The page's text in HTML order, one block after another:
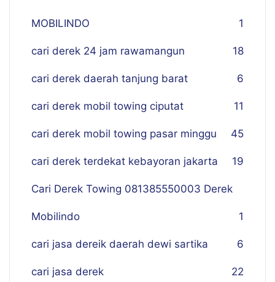
MOBILINDO 1
cari derek 24 jam rawamangun 18
cari derek daerah tanjung barat 6
cari derek mobil towing ciputat 11
cari derek mobil towing pasar minggu 45
cari derek terdekat kebayoran jakarta 19
Cari Derek Towing 081385550003 Derek
Mobilindo 1
cari jasa dereik daerah dewi sartika 6
cari jasa derek 22